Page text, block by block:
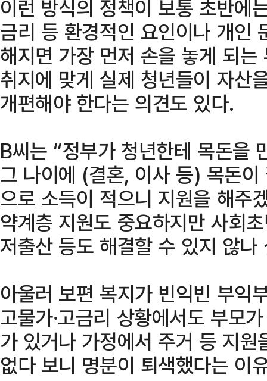
이런 방식의 정책이 보통 초반에
금리 등 환경적인 요인이나 개인
해지면 가장 먼저 손을 놓게 되
취지에 맞게 실제 청년들이 자산
개편해야 한다는 의견도 있다.
B씨는 “정부가 청년한테 목돈을
그 나이에 (결혼, 이사 등) 목돈
으로 소득이 적으니 지원을 해주
약계층 지원도 중요하지만 사회
저출산 등도 해결할 수 있지 않나
아울러 보편 복지가 빈익빈 부익
고물가·고금리 상황에서도 부모
가 있거나 가정에서 주거 등 지
없다 보니 명분이 퇴색했다는 이